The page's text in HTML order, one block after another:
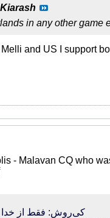
Kiarash
in any other game
Melli and US I support
- Malavan CQ who
کی‌روش: فقط از